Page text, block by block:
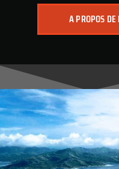
A PROPOS